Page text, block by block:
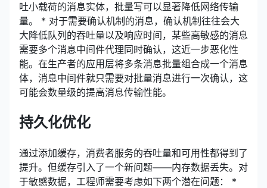
吐小载荷的消息实体，批量写可以显著降低网络传输
量。 * 对于需要确认机制的消息，确认机制往往会大
大降低队列的吞吐量以及响应时间，某些高敏感的消息
需要多个消息中间件代理同时确认，这近一步恶化性
能。在生产者的应用层将多条消息批量组合成一个消息
体，消息中间件就只需要对批量消息进行一次确认，这
可能会数量级的提高消息传输性能。
持久化优化
通过添加缓存，消费者服务的吞吐量和可用性都得到了
提升。但缓存引入了一个新问题——内存数据丢失。对
于敏感数据，工程师需要考虑如下两个潜在问题： *